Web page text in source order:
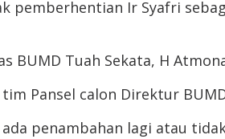
pemberhentian Ir Syafri
BUMD Tuah Sekata, H
Pansel calon Direktur
penambahan lagi atau